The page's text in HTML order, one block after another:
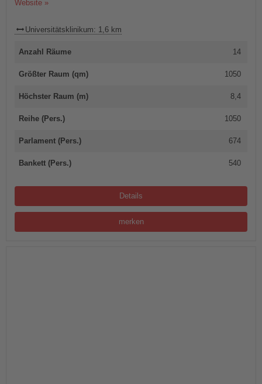
Website »
Universitätsklinikum: 1,6 km
Anzahl Räume 14
Größter Raum (qm) 1050
Höchster Raum (m) 8,4
Reihe (Pers.) 1050
Parlament (Pers.) 674
Bankett (Pers.) 540
Details
merken